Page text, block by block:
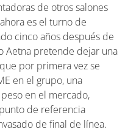
de otros salones
es el turno de
cinco años después de
Aetna pretende dejar una
por primera vez se
en el grupo, una
en el mercado,
de referencia
de final de línea.